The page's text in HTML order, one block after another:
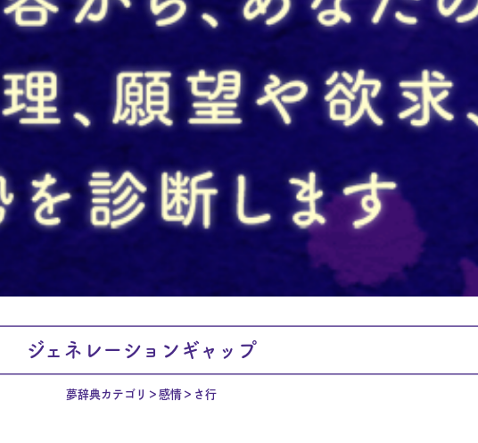
ジェネレーションギャップ
夢辞典カテゴリ 感情 さ行